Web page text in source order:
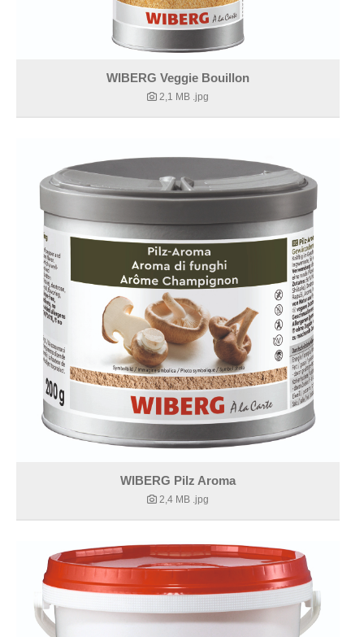
WIBERG Veggie Bouillon
2,1 MB .jpg
WIBERG Pilz Aroma
2,4 MB .jpg